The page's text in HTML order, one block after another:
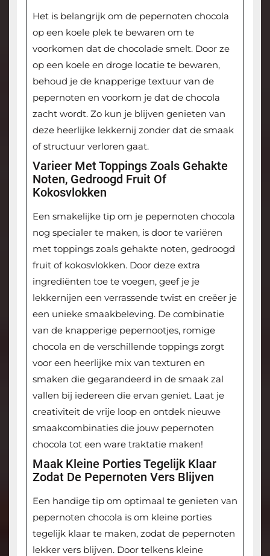
Het is belangrijk om de pepernoten chocola
op een koele plek te bewaren om te
voorkomen dat de chocolade smelt. Door ze
op een koele en droge locatie te bewaren,
behoud je de knapperige textuur van de
pepernoten en voorkom je dat de chocola
zacht wordt. Zo kun je blijven genieten van
deze heerlijke lekkernij zonder dat de smaak
of structuur verloren gaat.
Varieer Met Toppings Zoals Gehakte
Noten, Gedroogd Fruit Of
Kokosvlokken
Een smakelijke tip om je pepernoten chocola
nog specialer te maken, is door te variëren
met toppings zoals gehakte noten, gedroogd
fruit of kokosvlokken. Door deze extra
ingrediënten toe te voegen, geef je je
lekkernijen een verrassende twist en creëer je
een unieke smaakbeleving. De combinatie
van de knapperige pepernootjes, romige
chocola en de verschillende toppings zorgt
voor een heerlijke mix van texturen en
smaken die gegarandeerd in de smaak zal
vallen bij iedereen die ervan geniet. Laat je
creativiteit de vrije loop en ontdek nieuwe
smaakcombinaties die jouw pepernoten
chocola tot een ware traktatie maken!
Maak Kleine Porties Tegelijk Klaar
Zodat De Pepernoten Vers Blijven
Een handige tip om optimaal te genieten van
pepernoten chocola is om kleine porties
tegelijk klaar te maken, zodat de pepernoten
lekker vers blijven. Door telkens kleine